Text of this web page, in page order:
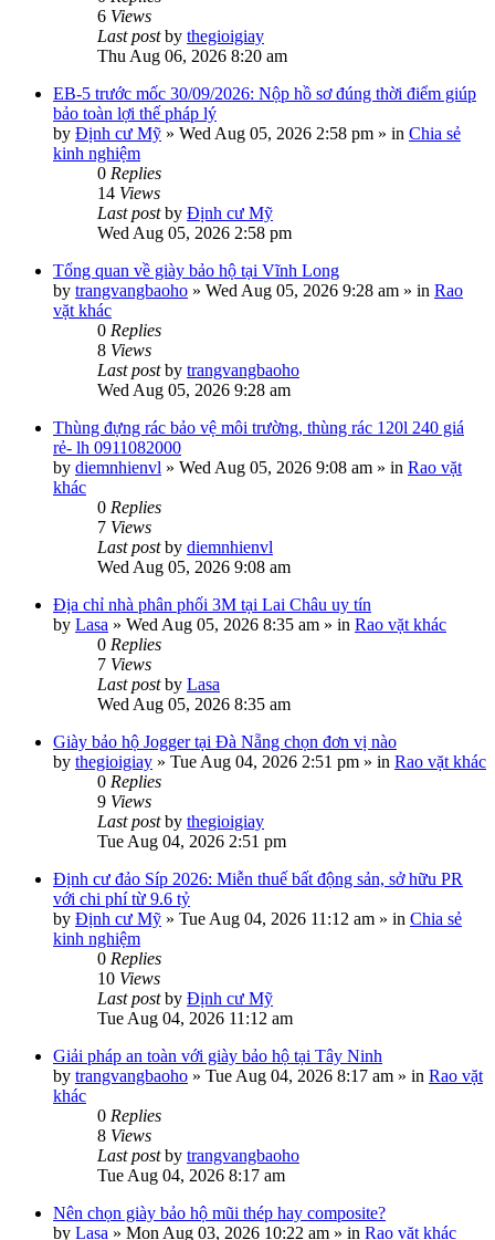
6 Views
Last postby thegioigiay
Thu Aug 06, 2026 8:20 am
EB-5 trước mốc 30/09/2026: Nộp hồ sơ đúng thời điểm giúp
bảo toàn lợi thế pháp lý
by Định cư Mỹ » Wed Aug 05, 2026 2:58 pm » in Chia sẻ
kinh nghiệm
0 Replies
14 Views
Last postby Định cư Mỹ
Wed Aug 05, 2026 2:58 pm
Tổng quan về giày bảo hộ tại Vĩnh Long
by trangvangbaoho » Wed Aug 05, 2026 9:28 am » in Rao
vặt khác
0 Replies
8 Views
Last postby trangvangbaoho
Wed Aug 05, 2026 9:28 am
Thùng đựng rác bảo vệ môi trường, thùng rác 120l 240 giá
rẻ- lh 0911082000
by diemnhienvl » Wed Aug 05, 2026 9:08 am » in Rao vặt
khác
0 Replies
7 Views
Last postby diemnhienvl
Wed Aug 05, 2026 9:08 am
Địa chỉ nhà phân phối 3M tại Lai Châu uy tín
by Lasa » Wed Aug 05, 2026 8:35 am » in Rao vặt khác
0 Replies
7 Views
Last postby Lasa
Wed Aug 05, 2026 8:35 am
Giày bảo hộ Jogger tại Đà Nẵng chọn đơn vị nào
by thegioigiay » Tue Aug 04, 2026 2:51 pm » in Rao vặt khác
0 Replies
9 Views
Last postby thegioigiay
Tue Aug 04, 2026 2:51 pm
Định cư đảo Síp 2026: Miễn thuế bất động sản, sở hữu PR
với chi phí từ 9.6 tỷ
by Định cư Mỹ » Tue Aug 04, 2026 11:12 am » in Chia sẻ
kinh nghiệm
0 Replies
10 Views
Last postby Định cư Mỹ
Tue Aug 04, 2026 11:12 am
Giải pháp an toàn với giày bảo hộ tại Tây Ninh
by trangvangbaoho » Tue Aug 04, 2026 8:17 am » in Rao vặt
khác
0 Replies
8 Views
Last postby trangvangbaoho
Tue Aug 04, 2026 8:17 am
Nên chọn giày bảo hộ mũi thép hay composite?
by Lasa » Mon Aug 03, 2026 10:22 am » in Rao vặt khác